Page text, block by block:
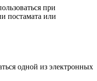
при
постамата или
одной из электронных